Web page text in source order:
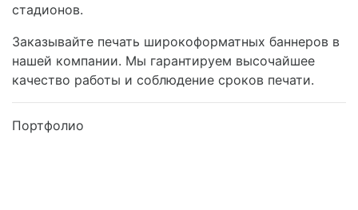
стадионов.
Заказывайте печать широкоформатных баннеров в
нашей компании. Мы гарантируем высочайшее
качество работы и соблюдение сроков печати.
Портфолио